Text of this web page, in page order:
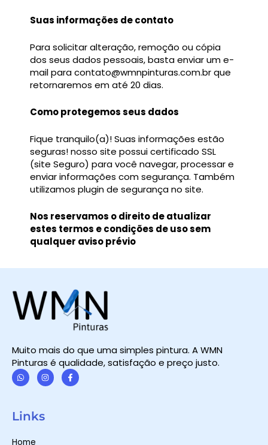
Suas informações de contato
Para solicitar alteração, remoção ou cópia
dos seus dados pessoais, basta enviar um e-
mail paracontato@wmnpinturas.com.brque
retornaremos em até 20 dias.
Como protegemos seus dados
Fique tranquilo(a)! Suas informações estão
seguras! nosso site possui certificado SSL
(site Seguro) para você navegar, processar e
enviar informações com segurança. Também
utilizamos plugin de segurança no site.
Nos reservamos o direito de atualizar
estes termos e condições de uso sem
qualquer aviso prévio
Muito mais do que uma simples pintura. A WMN
Pinturas é qualidade, satisfação e preço justo.
t
s
t
a
Links
Home